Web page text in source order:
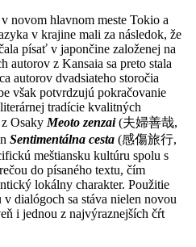
novom hlavnom meste Tokio a
v krajine mali za následok, že
písať v japončine založenej na
autorov z Kansaia sa preto stala
autorov dvadsiateho storočia
však potvrdzujú pokračovanie
tradície kvalitných
Osaky Meoto zenzai(夫婦善哉,
Sentimentálna cesta (感傷旅行,
meštiansku kultúru spolu s
do písaného textu, čím
lokálny charakter. Použitie
dialógoch sa stáva nielen novou
i jednou z najvýraznejších čŕt